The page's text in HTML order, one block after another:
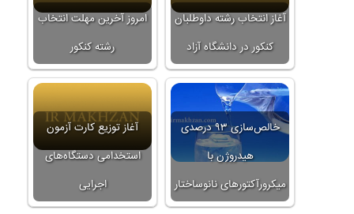
امروز آخرین مهلت انتخاب
رشته کنکور
آغاز انتخاب رشته داوطلبان
کنکور در دانشگاه آزاد
آغاز توزیع کارت آزمون
استخدامی دستگاه‌های
اجرایی
خالص‌سازی ۹۳ درصدی
هیدروژن با
میکرورآکتورهای نانوساختار